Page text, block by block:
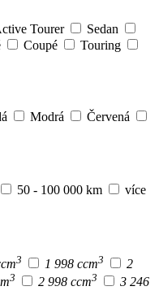
Tourer
Sedan
Coupé
Touring
Modrá
Červená
50 - 100 000 km
více
3 1 998 ccm3
2
3 2 998 ccm3
3 246